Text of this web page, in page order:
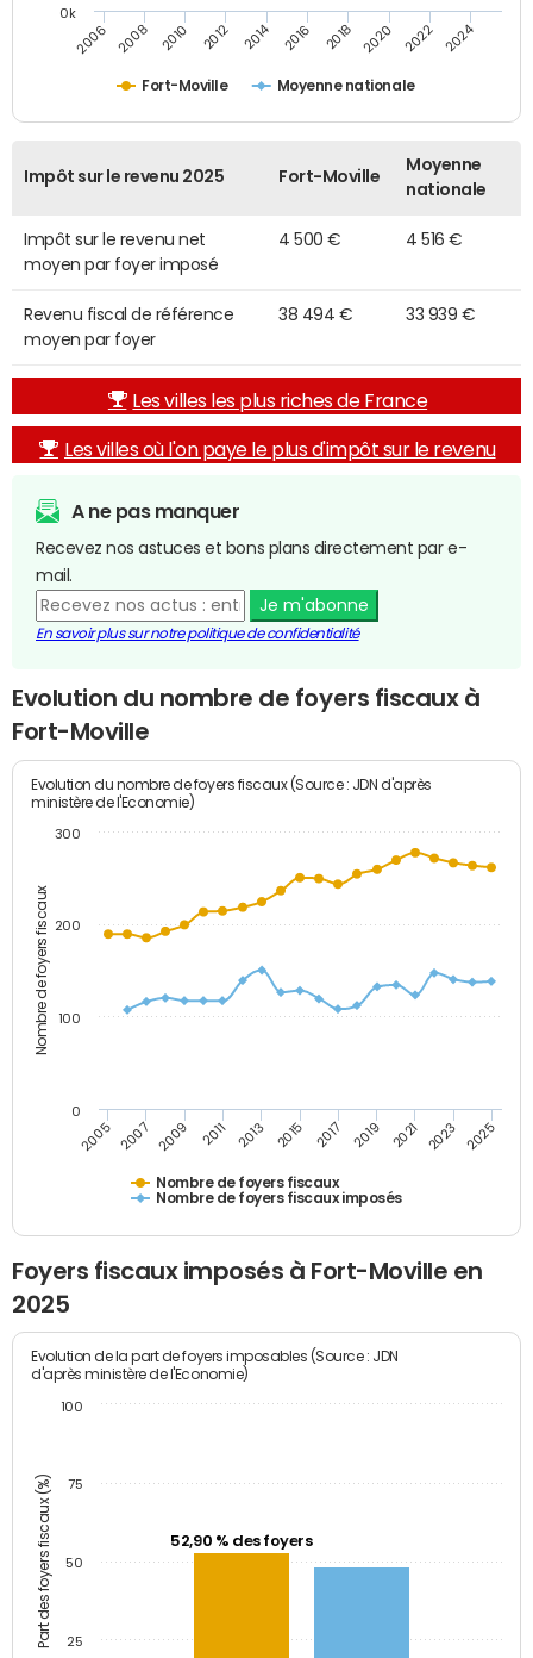
Fort-Moville Moyenne nationale
2006 2008 2010 2012 2014 2016 2018 2020 2022 2024
0k
Impôt sur le revenu 2025 Fort-Moville
Moyenne
nationale
Impôt sur le revenu net
moyen par foyer imposé
4 500 € 4 516 €
Revenu fiscal de référence
moyen par foyer
38 494 € 33 939 €
Les villes les plus riches de France
Les villes où l'on paye le plus d'impôt sur le revenu
A ne pas manquer
Recevez nos astuces et bons plans directement par e-
mail.
Je m'abonne
En savoir plus sur notre politique de confidentialité
Evolution du nombre de foyers fiscaux à
Fort-Moville
Nombre de foyers fiscaux
Evolution du nombre de foyers fiscaux (Source : JDN d'après
ministère de l'Economie)
Nombre de foyers fiscaux
Nombre de foyers fiscaux imposés
2005 2007 2009 2011 2013 2015 2017 2019 2021 2023 2025
0
100
200
300
Foyers fiscaux imposés à Fort-Moville en
2025
Part des foyers fiscaux (%)
Evolution de la part de foyers imposables (Source : JDN
d'après ministère de l'Economie)
52,90 % des foyers
25
50
75
100